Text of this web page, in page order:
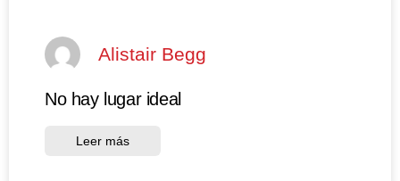
Alistair Begg
No hay lugar ideal
Leer más